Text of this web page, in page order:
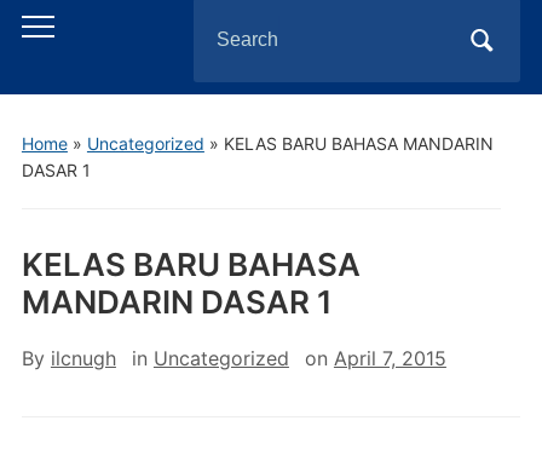
Toggle
menu
for:
Home» Uncategorized » KELAS BARU BAHASA MANDARIN
DASAR 1
KELAS BARU BAHASA
MANDARIN DASAR 1
By ilcnugh in Uncategorized on April 7, 2015